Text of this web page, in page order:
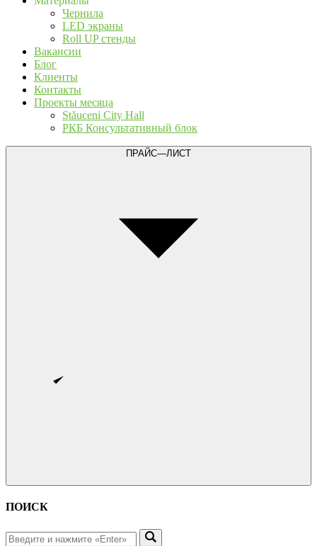
Чернила
LED экраны
Roll UP стенды
Вакансии
Блог
Клиенты
Контакты
Проекты месяца
Stăuceni City Hall
РКБ Консультативный блок
ПРАЙС—ЛИСТ
ПОИСК